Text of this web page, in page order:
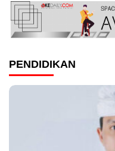
PENDIDIKAN